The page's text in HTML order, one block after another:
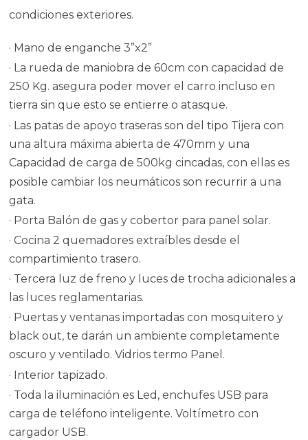
condiciones exteriores.
· Mano de enganche 3”x2”
· La rueda de maniobra de 60cm con capacidad de
250 Kg. asegura poder mover el carro incluso en
tierra sin que esto se entierre o atasque.
· Las patas de apoyo traseras son del tipo Tijera con
una altura máxima abierta de 470mm y una
Capacidad de carga de 500kg cincadas, con ellas es
posible cambiar los neumáticos son recurrir a una
gata.
· Porta Balón de gas y cobertor para panel solar.
· Cocina 2 quemadores extraíbles desde el
compartimiento trasero.
· Tercera luz de freno y luces de trocha adicionales a
las luces reglamentarias.
· Puertas y ventanas importadas con mosquitero y
black out, te darán un ambiente completamente
oscuro y ventilado. Vidrios termo Panel.
· Interior tapizado.
· Toda la iluminación es Led, enchufes USB para
carga de teléfono inteligente. Voltímetro con
cargador USB.